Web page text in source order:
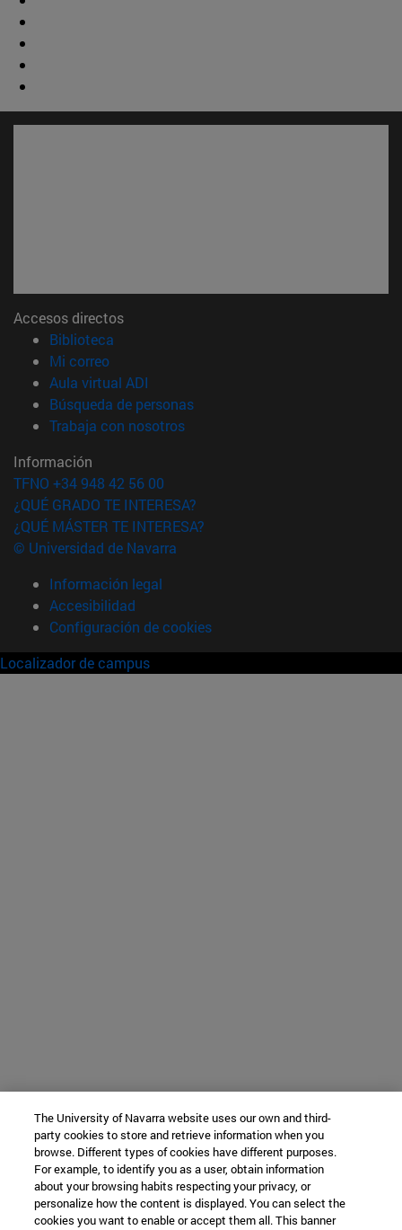
Accesos directos
Biblioteca
Mi correo(abre en nueva ventana)
Aula virtual ADI
Búsqueda de personas(abre en nueva ventana)
Trabaja con nosotros(abre en nueva ventana)
Información
TFNO +34 948 42 56 00
¿QUÉ GRADO TE INTERESA?
¿QUÉ MÁSTER TE INTERESA?
© Universidad de Navarra
Información legal
Accesibilidad
Configuración de cookies
Localizador de campus
The University of Navarra website uses our own and third-
party cookies to store and retrieve information when you
browse. Different types of cookies have different purposes.
For example, to identify you as a user, obtain information
about your browsing habits respecting your privacy, or
personalize how the content is displayed. You can select the
cookies you want to enable or accept them all. This banner